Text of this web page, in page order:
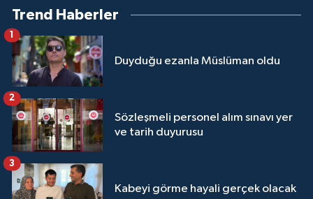
Trend Haberler
Duyduğu ezanla Müslüman oldu
1
Sözleşmeli personel alım sınavı yer
ve tarih duyurusu
2
Kabeyi görme hayali gerçek olacak
3